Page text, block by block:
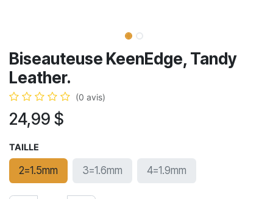
Biseauteuse KeenEdge, Tandy
Leather.
(0 avis)
24,99 $
TAILLE
2=1.5mm 3=1.6mm 4=1.9mm